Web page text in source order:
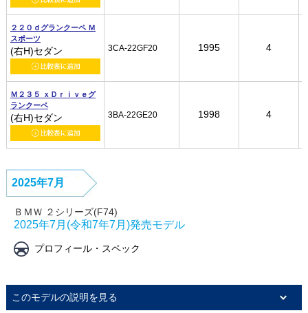
２２０ｄグランクーペ Ｍ
スポーツ
(右H)セダン 3CA-22GF20 1995 4
Ｍ２３５ ｘＤｒｉｖｅグ
ランクーペ
(右H)セダン 3BA-22GE20 1998 4
２２０ｄグランクーペ Ｍ
スポーツ
(右H)セダン 3CA-22GF20 1995 4
Ｍ２３５ ｘＤｒｉｖｅグ
ランクーペ
(右H)セダン 3BA-22GE20 1998 4
２２０ｄグランクーペ Ｍ
スポーツ
(右H)セダン 3CA-22GF20 1995 4
Ｍ２３５ ｘＤｒｉｖｅグ
ランクーペ
(右H)セダン 3BA-22GE20 1998 4
２２０ｄグランクーペ Ｍ
スポーツ
(右H)セダン 3CA-22GF20 1995 4
Ｍ２３５ ｘＤｒｉｖｅグ
ランクーペ
(右H)セダン 3BA-22GE20 1998 4
2025年7月
ＢＭＷ ２シリーズ(F74)
2025年7月(令和7年7月)発売モデル
プロフィール・スペック
このモデルの説明を見る